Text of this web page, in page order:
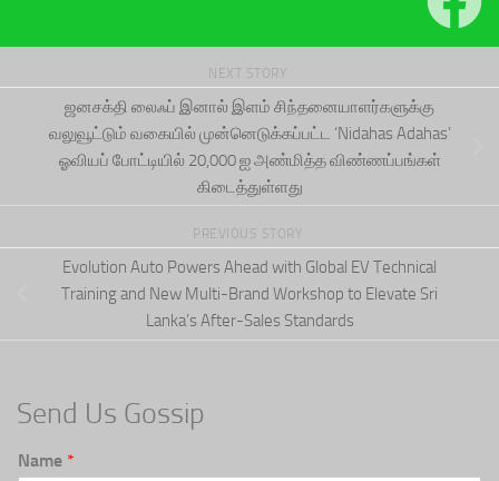
NEXT STORY
ஜனசக்தி லைஃப் இனால் இளம் சிந்தனையாளர்களுக்கு
வலுவூட்டும் வகையில் முன்னெடுக்கப்பட்ட ‘Nidahas Adahas’
ஓவியப் போட்டியில் 20,000 ஐ அண்மித்த விண்ணப்பங்கள்
கிடைத்துள்ளது
PREVIOUS STORY
Evolution Auto Powers Ahead with Global EV Technical
Training and New Multi-Brand Workshop to Elevate Sri
Lanka’s After-Sales Standards
Send Us Gossip
Name *